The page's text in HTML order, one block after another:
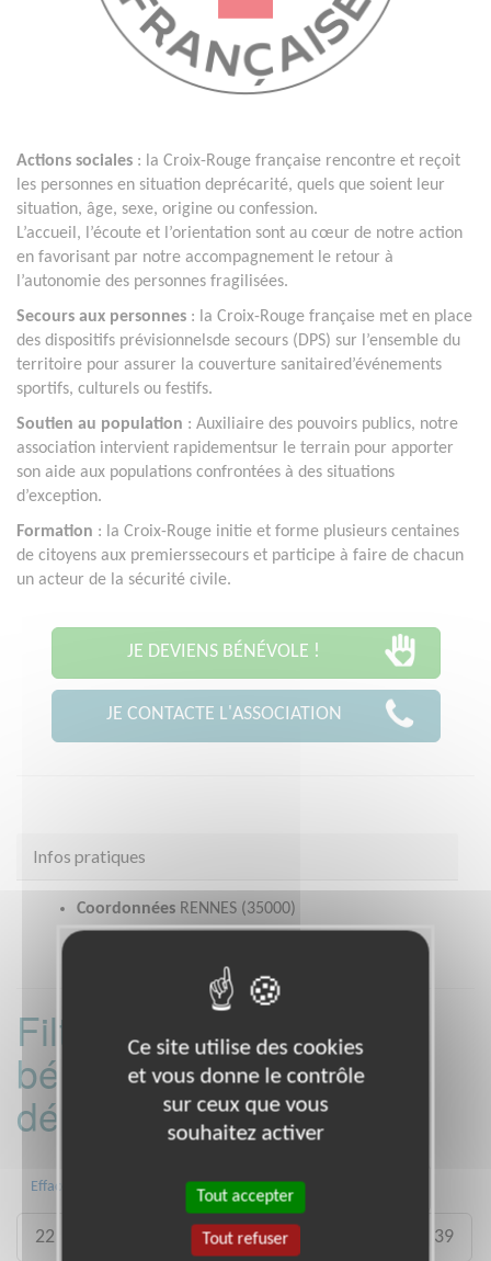
Actions sociales : la Croix-Rouge française rencontre et reçoit
les personnes en situation deprécarité, quels que soient leur
situation, âge, sexe, origine ou confession.
L’accueil, l’écoute et l’orientation sont au cœur de notre action
en favorisant par notre accompagnement le retour à
l’autonomie des personnes fragilisées.
Secours aux personnes : la Croix-Rouge française met en place
des dispositifs prévisionnelsde secours (DPS) sur l’ensemble du
territoire pour assurer la couverture sanitaired’événements
sportifs, culturels ou festifs.
Soutien au population : Auxiliaire des pouvoirs publics, notre
association intervient rapidementsur le terrain pour apporter
son aide aux populations confrontées à des situations
d’exception.
Formation : la Croix-Rouge initie et forme plusieurs centaines
de citoyens aux premierssecours et participe à faire de chacun
un acteur de la sécurité civile.
JE DEVIENS BÉNÉVOLE !
JE CONTACTE L'ASSOCIATION
Infos pratiques
Coordonnées RENNES (35000)
Filtrer les missions
bénévoles par
département :
Effacer 13 15
22 29 33 39
Ce site utilise des cookies
et vous donne le contrôle
sur ceux que vous
souhaitez activer
Tout accepter
Tout refuser